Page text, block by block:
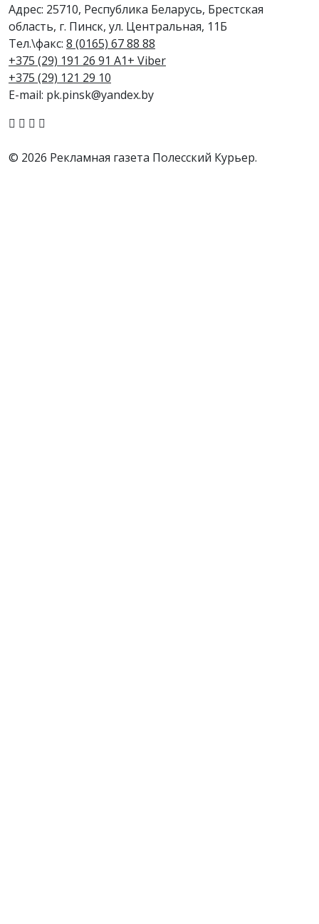
Адрес: 25710, Республика Беларусь, Брестская
область, г. Пинск, ул. Центральная, 11Б
Тел.\факс: 8 (0165) 67 88 88
+375 (29) 191 26 91 A1+ Viber
+375 (29) 121 29 10
E-mail: pk.pinsk@yandex.by
© 2026 Рекламная газета Полесский Курьер.